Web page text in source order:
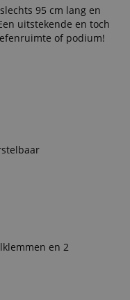
95 cm lang en
uitstekende en toch
of podium!
en 2